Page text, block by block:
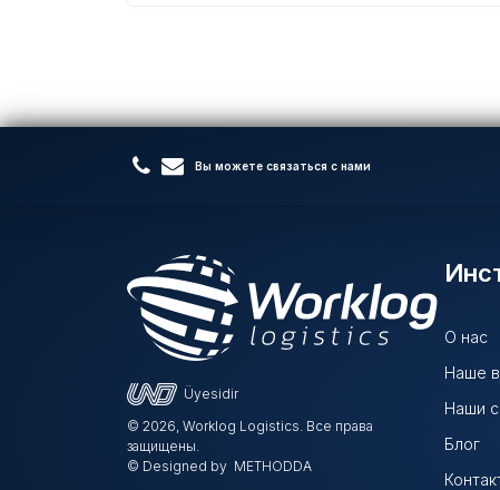
Вы можете связаться с нами
Üyesidir
© 2026, Worklog Logistics. Все права
защищены.
© Designed by METHODDA
О нас
Наше
Наши
Блог